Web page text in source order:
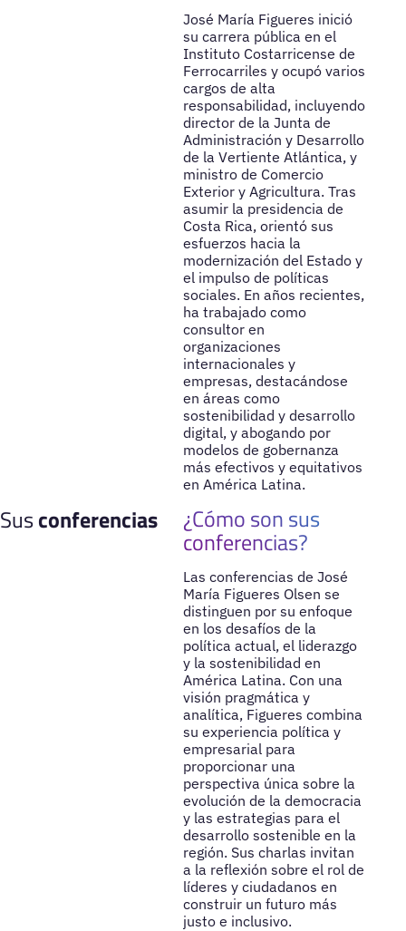
José María Figueres inició
su carrera pública en el
Instituto Costarricense de
Ferrocarriles y ocupó varios
cargos de alta
responsabilidad, incluyendo
director de la Junta de
Administración y Desarrollo
de la Vertiente Atlántica, y
ministro de Comercio
Exterior y Agricultura. Tras
asumir la presidencia de
Costa Rica, orientó sus
esfuerzos hacia la
modernización del Estado y
el impulso de políticas
sociales. En años recientes,
ha trabajado como
consultor en
organizaciones
internacionales y
empresas, destacándose
en áreas como
sostenibilidad y desarrollo
digital, y abogando por
modelos de gobernanza
más efectivos y equitativos
en América Latina.
Susconferencias ¿Cómo son sus
conferencias?
Las conferencias de José
María Figueres Olsen se
distinguen por su enfoque
en los desafíos de la
política actual, el liderazgo
y la sostenibilidad en
América Latina. Con una
visión pragmática y
analítica, Figueres combina
su experiencia política y
empresarial para
proporcionar una
perspectiva única sobre la
evolución de la democracia
y las estrategias para el
desarrollo sostenible en la
región. Sus charlas invitan
a la reflexión sobre el rol de
líderes y ciudadanos en
construir un futuro más
justo e inclusivo.